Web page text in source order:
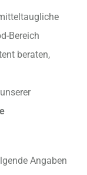
Bereich
beraten,
Angaben